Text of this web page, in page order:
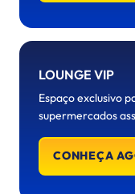
LOUNGE VIP
Espaço exclusivo
supermercados
CONHEÇA